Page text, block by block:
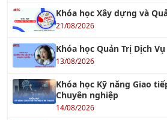
Khóa học Quản Trị Dịch
13/08/2026
Khóa học Kỹ năng Giao
Chuyên nghiệp
Khóa học Thái độ Phục vụ
13/08/2026